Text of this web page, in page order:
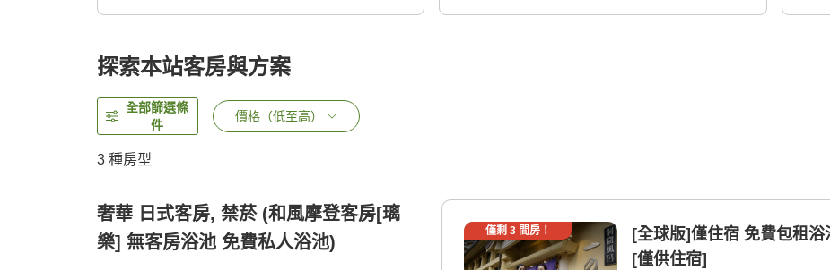
探索本站客房與方案
全部篩選條
件
價格（低至高）
3 種房型
奢華 日式客房, 禁菸 (和風摩登客房[璃
樂] 無客房浴池 免費私人浴池)
僅剩 3間房！
[全球版]僅住宿 免費包租
[僅供住宿]